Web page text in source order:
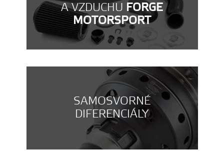
A VZDUCHU FORGE
MOTORSPORT
SAMOSVORNÉ
DIFERENCIÁLY